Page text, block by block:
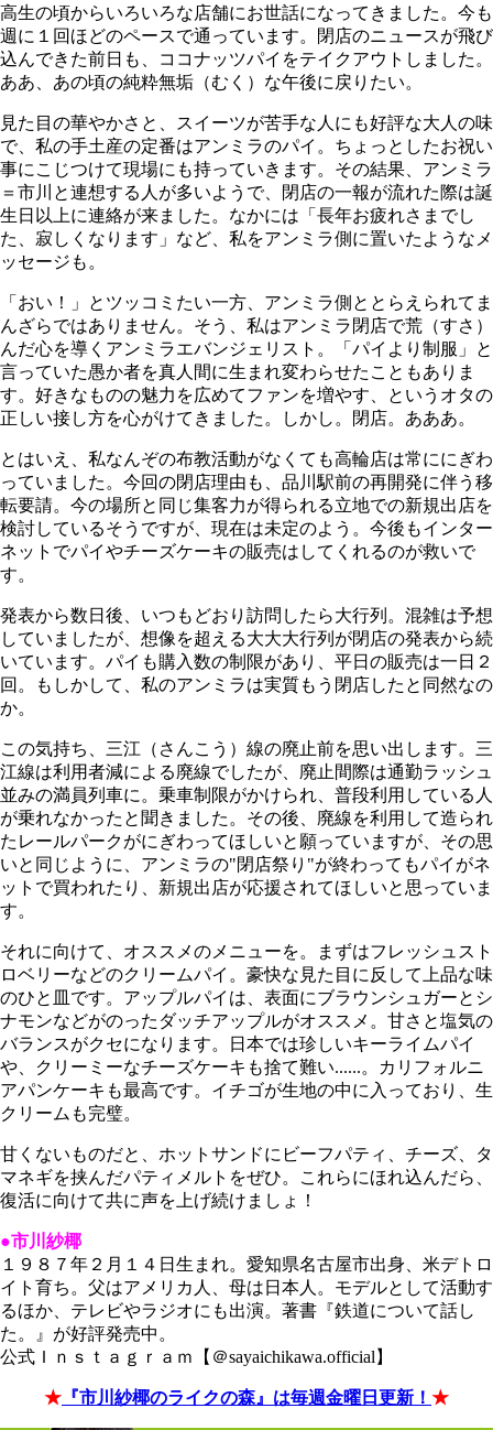
高生の頃からいろいろな店舗にお世話になってきました。今も
週に１回ほどのペースで通っています。閉店のニュースが飛び
込んできた前日も、ココナッツパイをテイクアウトしました。
ああ、あの頃の純粋無垢（むく）な午後に戻りたい。
見た目の華やかさと、スイーツが苦手な人にも好評な大人の味
で、私の手土産の定番はアンミラのパイ。ちょっとしたお祝い
事にこじつけて現場にも持っていきます。その結果、アンミラ
＝市川と連想する人が多いようで、閉店の一報が流れた際は誕
生日以上に連絡が来ました。なかには「長年お疲れさまでし
た、寂しくなります」など、私をアンミラ側に置いたようなメ
ッセージも。
「おい！」とツッコミたい一方、アンミラ側ととらえられてま
んざらではありません。そう、私はアンミラ閉店で荒（すさ）
んだ心を導くアンミラエバンジェリスト。「パイより制服」と
言っていた愚か者を真人間に生まれ変わらせたこともありま
す。好きなものの魅力を広めてファンを増やす、というオタの
正しい接し方を心がけてきました。しかし。閉店。あああ。
とはいえ、私なんぞの布教活動がなくても高輪店は常ににぎわ
っていました。今回の閉店理由も、品川駅前の再開発に伴う移
転要請。今の場所と同じ集客力が得られる立地での新規出店を
検討しているそうですが、現在は未定のよう。今後もインター
ネットでパイやチーズケーキの販売はしてくれるのが救いで
す。
発表から数日後、いつもどおり訪問したら大行列。混雑は予想
していましたが、想像を超える大大大行列が閉店の発表から続
いています。パイも購入数の制限があり、平日の販売は一日２
回。もしかして、私のアンミラは実質もう閉店したと同然なの
か。
この気持ち、三江（さんこう）線の廃止前を思い出します。三
江線は利用者減による廃線でしたが、廃止間際は通勤ラッシュ
並みの満員列車に。乗車制限がかけられ、普段利用している人
が乗れなかったと聞きました。その後、廃線を利用して造られ
たレールパークがにぎわってほしいと願っていますが、その思
いと同じように、アンミラの"閉店祭り"が終わってもパイがネ
ットで買われたり、新規出店が応援されてほしいと思っていま
す。
それに向けて、オススメのメニューを。まずはフレッシュスト
ロベリーなどのクリームパイ。豪快な見た目に反して上品な味
のひと皿です。アップルパイは、表面にブラウンシュガーとシ
ナモンなどがのったダッチアップルがオススメ。甘さと塩気の
バランスがクセになります。日本では珍しいキーライムパイ
や、クリーミーなチーズケーキも捨て難い......。カリフォルニ
アパンケーキも最高です。イチゴが生地の中に入っており、生
クリームも完璧。
甘くないものだと、ホットサンドにビーフパティ、チーズ、タ
マネギを挟んだパティメルトをぜひ。これらにほれ込んだら、
復活に向けて共に声を上げ続けましょ！
●市川紗椰
１９８７年２月１４日生まれ。愛知県名古屋市出身、米デトロ
イト育ち。父はアメリカ人、母は日本人。モデルとして活動す
るほか、テレビやラジオにも出演。著書『鉄道について話し
た。』が好評発売中。
公式Ｉｎｓｔａｇｒａｍ【＠sayaichikawa.official】
★ 『市川紗椰のライクの森』は毎週金曜日更新！ ★